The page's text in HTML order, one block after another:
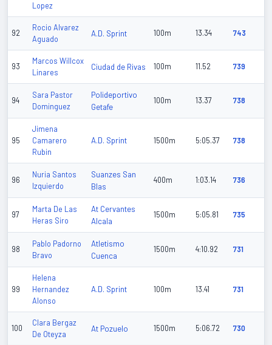
Lopez
92
Rocio Alvarez
Aguado
A.D. Sprint 100m 13.34 743
93
Marcos Willcox
Linares
Ciudad de Rivas 100m 11.52 739
94
Sara Pastor
Dominguez
Polideportivo
Getafe
100m 13.37 738
95
Jimena
Camarero
Rubin
A.D. Sprint 1500m 5:05.37 738
96
Nuria Santos
Izquierdo
Suanzes San
Blas
400m 1:03.14 736
97
Marta De Las
Heras Siro
At Cervantes
Alcala
1500m 5:05.81 735
98
Pablo Padorno
Bravo
Atletismo
Cuenca
1500m 4:10.92 731
99
Helena
Hernandez
Alonso
A.D. Sprint 100m 13.41 731
100
Clara Bergaz
De Oteyza
At Pozuelo 1500m 5:06.72 730